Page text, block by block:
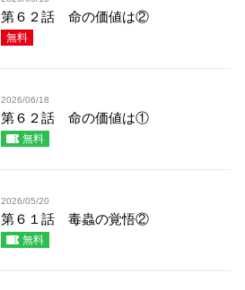
第６２話 命の価値は②
無料
2026/06/18
第６２話 命の価値は①
無料
2026/05/20
第６１話 毒蟲の覚悟②
無料